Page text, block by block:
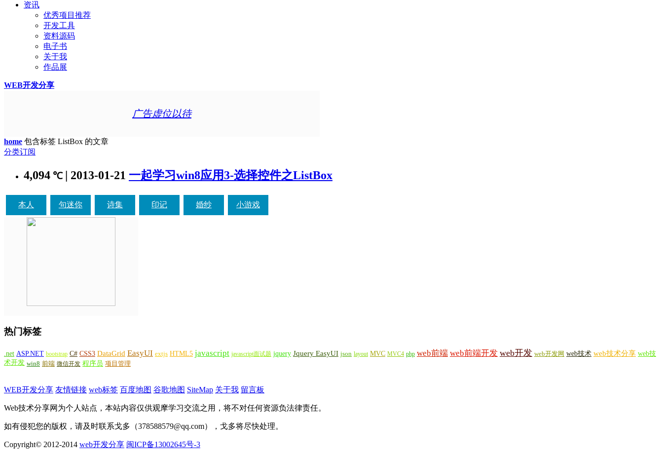
资讯
优秀项目推荐
开发工具
资料源码
电子书
关于我
作品展
WEB开发分享
广告虚位以待
home 包含标签 ListBox 的文章
分类订阅
4,094 ℃ | 2013-01-21 一起学习win8应用3-选择控件之ListBox
本人 句迷你 诗集 印记 婚纱 小游戏
热门标签
.net ASP.NET bootstrap C# CSS3 DataGrid EasyUI extjs HTML5 javascript javascript面试题 jquery Jquery EasyUI json layout MVC MVC4 php web前端 web前端开发 web开发 web开发网 web技术 web技术分享 web技
术开发 win8 前端 微信开发 程序员 项目管理
WEB开发分享 友情链接 web标签 百度地图 谷歌地图 SiteMap 关于我 留言板
Web技术分享网为个人站点，本站内容仅供观摩学习交流之用，将不对任何资源负法律责任。
如有侵犯您的版权，请及时联系戈多（378588579@qq.com），戈多将尽快处理。
Copyright© 2012-2014 web开发分享 闽ICP备13002645号-3